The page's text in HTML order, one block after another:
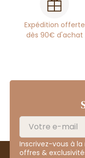
Expédition offerte
dès 90€ d'achat
Inscrivez-vous à
offres &